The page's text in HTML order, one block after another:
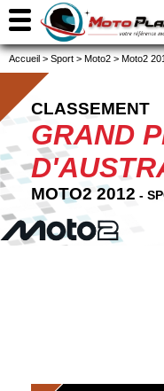
Accueil > Sport > Moto2 > Moto2
CLASSEMENT
GRAND
MOTO2 2012 -